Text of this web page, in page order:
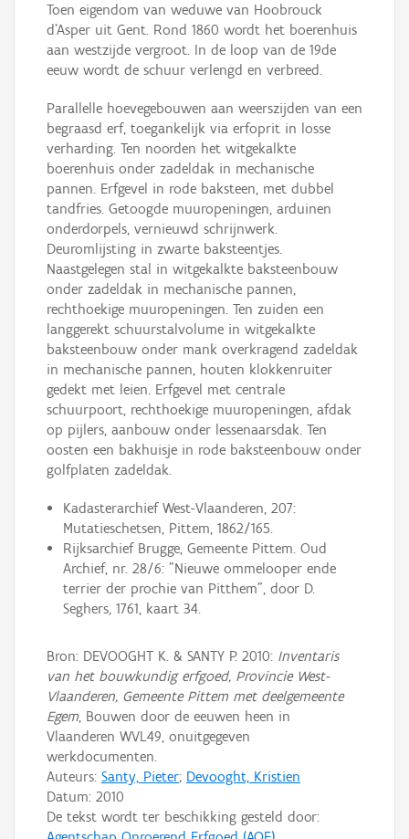
Toen eigendom van weduwe van Hoobrouck
d'Asper uit Gent. Rond 1860 wordt het boerenhuis
aan westzijde vergroot. In de loop van de 19de
eeuw wordt de schuur verlengd en verbreed.
Parallelle hoevegebouwen aan weerszijden van een
begraasd erf, toegankelijk via erfoprit in losse
verharding. Ten noorden het witgekalkte
boerenhuis onder zadeldak in mechanische
pannen. Erfgevel in rode baksteen, met dubbel
tandfries. Getoogde muuropeningen, arduinen
onderdorpels, vernieuwd schrijnwerk.
Deuromlijsting in zwarte baksteentjes.
Naastgelegen stal in witgekalkte baksteenbouw
onder zadeldak in mechanische pannen,
rechthoekige muuropeningen. Ten zuiden een
langgerekt schuurstalvolume in witgekalkte
baksteenbouw onder mank overkragend zadeldak
in mechanische pannen, houten klokkenruiter
gedekt met leien. Erfgevel met centrale
schuurpoort, rechthoekige muuropeningen, afdak
op pijlers, aanbouw onder lessenaarsdak. Ten
oosten een bakhuisje in rode baksteenbouw onder
golfplaten zadeldak.
Kadasterarchief West-Vlaanderen, 207:
Mutatieschetsen, Pittem, 1862/165.
Rijksarchief Brugge, Gemeente Pittem. Oud
Archief, nr. 28/6: "Nieuwe ommelooper ende
terrier der prochie van Pitthem", door D.
Seghers, 1761, kaart 34.
Bron: DEVOOGHT K. & SANTY P. 2010: Inventaris
van het bouwkundig erfgoed, Provincie West-
Vlaanderen, Gemeente Pittem met deelgemeente
Egem, Bouwen door de eeuwen heen in
Vlaanderen WVL49, onuitgegeven
werkdocumenten.
Auteurs: Santy, Pieter; Devooght, Kristien
Datum: 2010
De tekst wordt ter beschikking gesteld door: